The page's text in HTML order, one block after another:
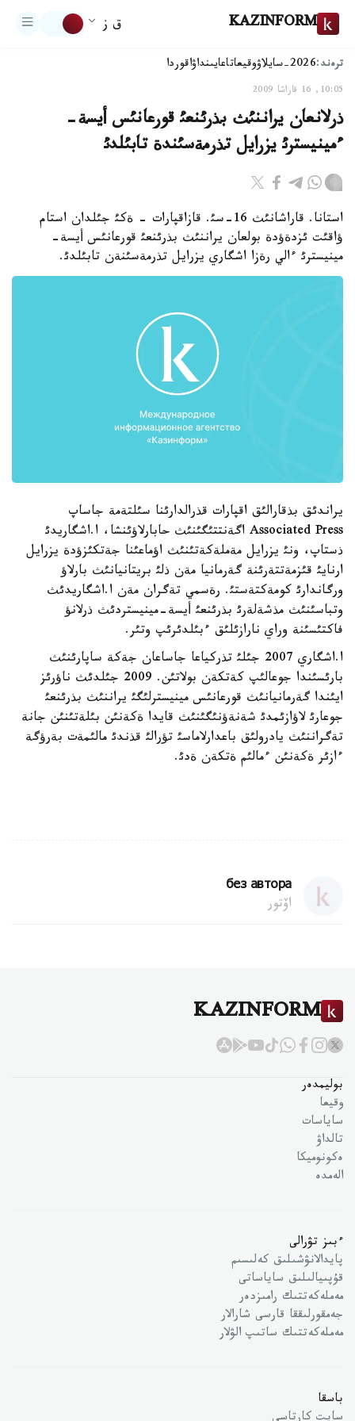
KAZINFORM ق ز
ترەند:2026-سايلاۋ وقيعاتاعايىنداۋاقوردا
10:05, 16 قاراشا 2009
ذرلانعان يراننئث بذرئنعئ قورعانئس أيسة-
ءمينيسترئ يزرايل تذرمةسئندة تابئلدئ
استانا. قاراشانئث 16-سئ. قازاقپارات - ةكئ جئلدان استام
ؤاقئت ئزدةؤدة بولعان يراننئث بذرئنعئ قورعانئس أيسة-
مينيسترئ ءالي رةزا اشگاري يزرايل تذرمةسئنةن تابئلدئ.
يراندئق بذقارالئق اقپارات قذرالدارئنا سئلتةمة جاساپ
Associated Press اگةنتتئگئنئث حابارلاؤئنشا، ا.اشگاريدئ
ذستاپ، ونئ يزرايل مةملةكةتئنئث اؤماعئنا جةتكئزؤدة يزرايل
ارنايئ قئزمةتتةرئنة گةرمانيا مةن ذلئ بريتانيانئث بارلاؤ
ورگاندارئ كومةكتةستئ. رةسمي تةگران مةن ا.اشگاريدئث
وتباسئنئث مذشةلةرئ بذرئنعئ أيسة-مينيستردئث ذرلانؤ
فاكتئسئنة وراي نارازئلئق ءبئلدئرئپ وتئر.
ا.اشگاري 2007 جئلئ تذركياعا جاساعان جةكة ساپارئنئث
بارئسئندا جوعالئپ كةتكةن بولاتئن. 2009 جئلدئث ناؤرئز
ايئندا گةرمانيانئث قورعانئس مينيسترلئگئ يراننئث بذرئنعئ
جوعارئ لاؤازئمدئ شةنةؤنئگئنئث قايدا ةكةنئن بئلةتئنئن جانة
تةگراننئث يادرولئق باعدارلاماسئ تؤرالئ قذندئ مالئمةت بةرؤگة
ءازئر ةكةنئن ءمالئم ةتكةن ةدئ.
без автора
اۆتور
KAZINFORM
بوليمدەر
وقيعا
ساياسات
تالداۋ
ەكونوميكا
الەمدە
ءبىز تۋرالى
پايدالانۋشىلىق كەلىسىم
قۇپىيالىلىق ساياساتى
مەملەكەتتىك رامىزدەر
جەمقورلىققا قارسى شارالار
مەملەكەتتىك ساتىپ الۋلار
باسقا